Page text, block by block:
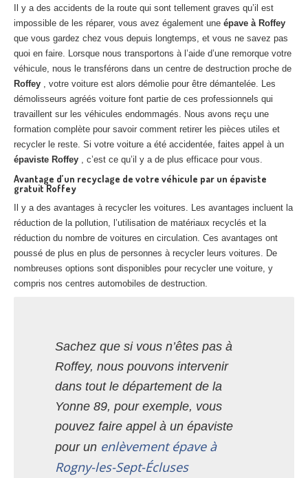
Centre agréé VHU 94 : casse auto avec destruction
Centreagréé VHU 95 : casse auto avec destruction
DOCUMENTS À JOINDRE
RACHATVÉHICULES
CONTACT
Il y a des accidents de la route qui sont tellement graves qu’il est
impossible de les réparer, vous avez également une épave à Roffey
que vous gardez chez vous depuis longtemps, et vous ne savez pas
quoi en faire. Lorsque nous transportons à l’aide d’une remorque votre
véhicule, nous le transférons dans un centre de destruction proche de
Roffey , votre voiture est alors démolie pour être démantelée. Les
démolisseurs agréés voiture font partie de ces professionnels qui
travaillent sur les véhicules endommagés. Nous avons reçu une
formation complète pour savoir comment retirer les pièces utiles et
recycler le reste. Si votre voiture a été accidentée, faites appel à un
épaviste Roffey , c’est ce qu’il y a de plus efficace pour vous.
Avantage d’un recyclage de votre véhicule par un épaviste
gratuit Roffey
Il y a des avantages à recycler les voitures. Les avantages incluent la
réduction de la pollution, l’utilisation de matériaux recyclés et la
réduction du nombre de voitures en circulation. Ces avantages ont
poussé de plus en plus de personnes à recycler leurs voitures. De
nombreuses options sont disponibles pour recycler une voiture, y
compris nos centres automobiles de destruction.
Sachez que si vous n’êtes pas à
Roffey, nous pouvons intervenir
dans tout le département de la
Yonne 89, pour exemple, vous
pouvez faire appel à un épaviste
pour un enlèvement épave à
Rogny-les-Sept-Écluses